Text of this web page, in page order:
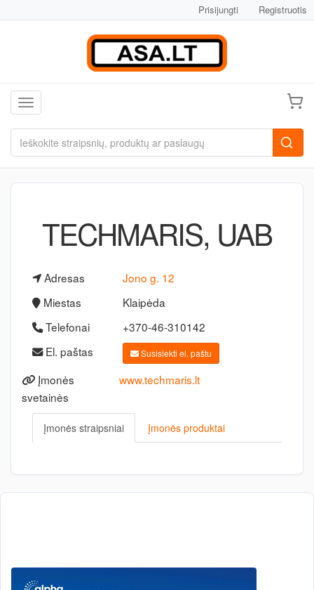
Prisijungti Registruotis
Toggle navigation
TECHMARIS, UAB
Adresas
Jono g. 12
Miestas
Klaipėda
Telefonai
+370-46-310142
El. paštas
Susisiekti el. paštu
Įmonės
svetainės
www.techmaris.lt
Įmonės straipsniai Įmonės produktai